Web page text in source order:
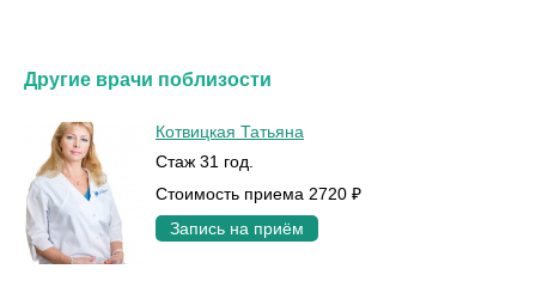
Другие врачи поблизости
Котвицкая Татьяна
Стаж 31 год.
Стоимость приема 2720 ₽
Запись на приём